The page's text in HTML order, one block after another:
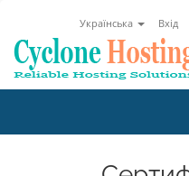
Українська Вхід